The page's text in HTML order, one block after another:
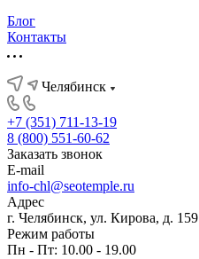
Блог
Контакты
Челябинск
+7 (351) 711-13-19
8 (800) 551-60-62
Заказать звонок
E-mail
info-chl@seotemple.ru
Адрес
г. Челябинск, ул. Кирова, д. 159
Режим работы
Пн - Пт: 10.00 - 19.00